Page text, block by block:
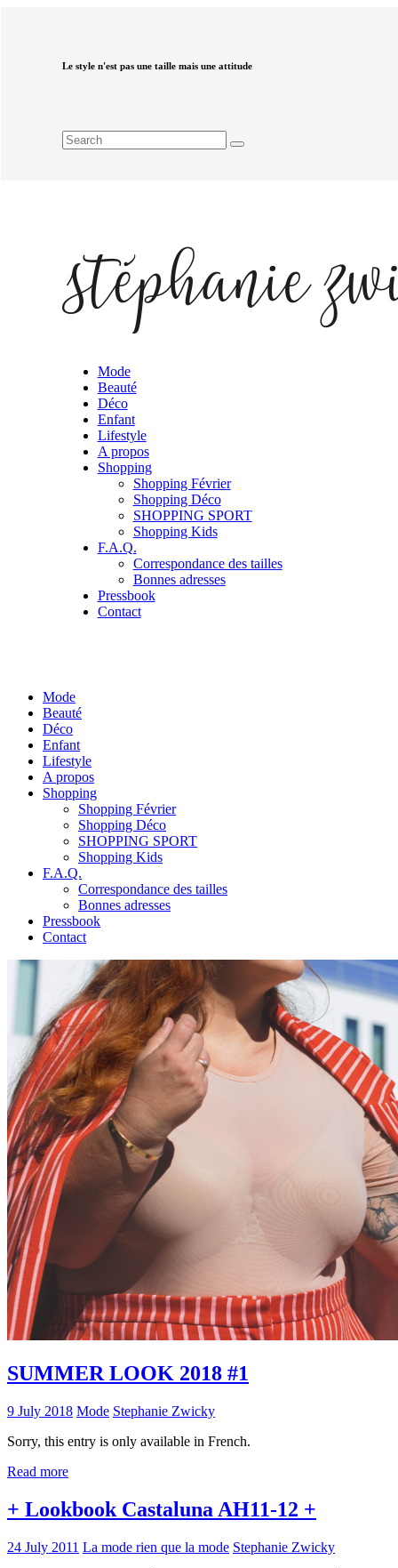
Le style n'est pas une taille mais une attitude
Mode
Beauté
Déco
Enfant
Lifestyle
A propos
Shopping
Shopping Février
Shopping Déco
SHOPPING SPORT
Shopping Kids
F.A.Q.
Correspondance des tailles
Bonnes adresses
Pressbook
Contact
Mode
Beauté
Déco
Enfant
Lifestyle
A propos
Shopping
Shopping Février
Shopping Déco
SHOPPING SPORT
Shopping Kids
F.A.Q.
Correspondance des tailles
Bonnes adresses
Pressbook
Contact
SUMMER LOOK 2018 #1
9 July 2018 Mode Stephanie Zwicky
Sorry, this entry is only available in French.
Read more
+ Lookbook Castaluna AH11-12 +
24 July 2011 La mode rien que la mode Stephanie Zwicky